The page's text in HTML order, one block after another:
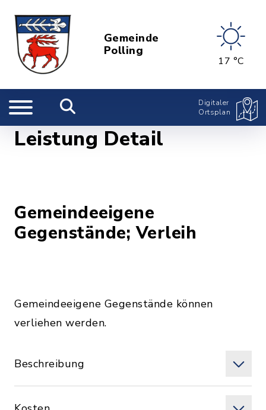
Gemeinde
Polling
17 °C
Digitaler
Ortsplan
Leistung Detail
Gemeindeeigene
Gegenstände; Verleih
Gemeindeeigene Gegenstände können
verliehen werden.
Beschreibung